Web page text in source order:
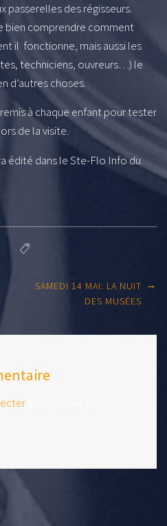
passerelles des régisseurs.
bien comprendre comment
il fonctionne, mais aussi les
techniciens, ouvreurs…) le
d’autres choses.
à chaque enfant pour tester
de la visite.
édité dans le Ste-Flo Info du
SAMEDI 14 MAI: LA NUIT
DES MUSÉES
→